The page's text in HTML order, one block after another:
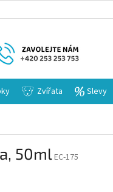
Zvířata Slevy
50mlEC-175